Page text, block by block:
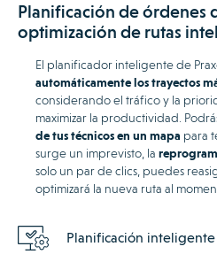
Planificación de órdenes
optimización de rutas
El planificador inteligente de
automáticamente los trayectos
considerando el tráfico y la
maximizar la productividad.
de tus técnicos en un mapa para
surge un imprevisto, la
solo un par de clics, puedes
optimizará la nueva ruta al
Planificación inteligente